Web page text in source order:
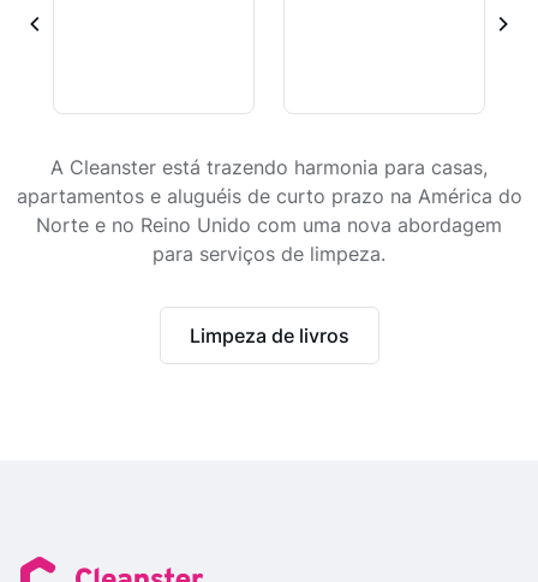
A Cleanster está trazendo harmonia para casas,
apartamentos e aluguéis de curto prazo na América do
Norte e no Reino Unido com uma nova abordagem
para serviços de limpeza.
Limpeza de livros